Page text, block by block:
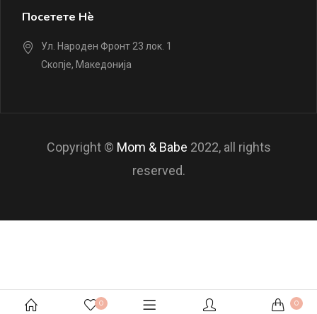
Посетете Нè
Ул. Народен Фронт 23 лок. 1
Скопје, Македонија
Copyright © Mom & Babe 2022, all rights
reserved.
0 0